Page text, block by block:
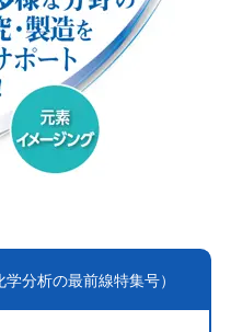
分析の最前線特集号）